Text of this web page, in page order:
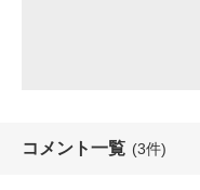
コメント一覧 (3件)